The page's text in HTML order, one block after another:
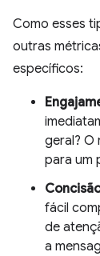
Como esses
outras
específicos:
geral? O
para um
fácil
de
a